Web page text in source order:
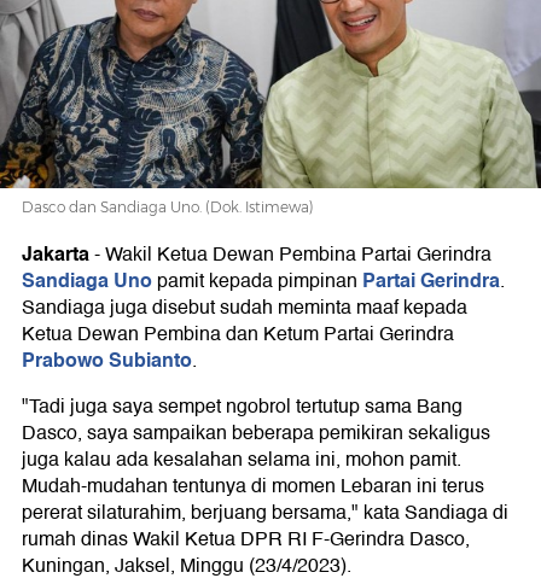
Prabowo
Dasco dan Sandiaga Uno. (Dok. Istimewa)
Jakarta-Wakil Ketua Dewan Pembina Partai Gerindra
Sandiaga Unopamit kepada pimpinan Partai Gerindra.
Sandiaga juga disebut sudah meminta maaf kepada
Ketua Dewan Pembina dan Ketum Partai Gerindra
Prabowo Subianto.
"Tadi juga saya sempet ngobrol tertutup sama Bang
Dasco, saya sampaikan beberapa pemikiran sekaligus
juga kalau ada kesalahan selama ini, mohon pamit.
Mudah-mudahan tentunya di momen Lebaran ini terus
pererat silaturahim, berjuang bersama," kata Sandiaga di
rumah dinas Wakil Ketua DPR RI F-Gerindra Dasco,
Kuningan, Jaksel, Minggu (23/4/2023).